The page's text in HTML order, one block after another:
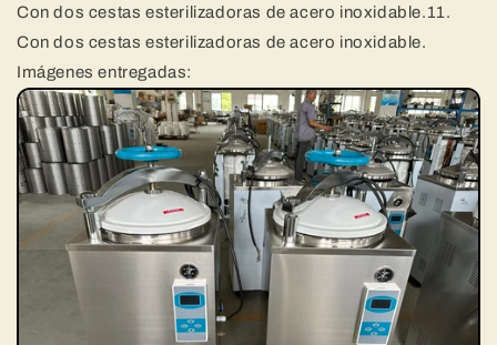
Con dos cestas esterilizadoras de acero inoxidable.11.
Con dos cestas esterilizadoras de acero inoxidable.
Imágenes entregadas: